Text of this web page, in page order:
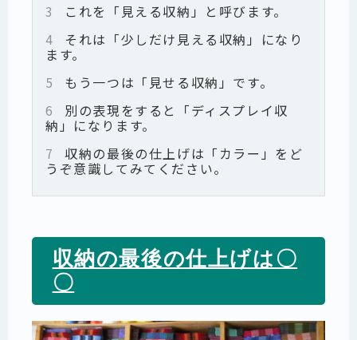
3
これを「見える収納」と呼びます。
4
それは「少しだけ見える収納」になり
ます。
5
もう一つは「見せる収納」です。
6
別の表現をすると「ディスプレイ収
納」になります。
7
収納の最後の仕上げは「カラー」をど
うぞ意識してみてください。
収納の最後の仕上げは〇
〇